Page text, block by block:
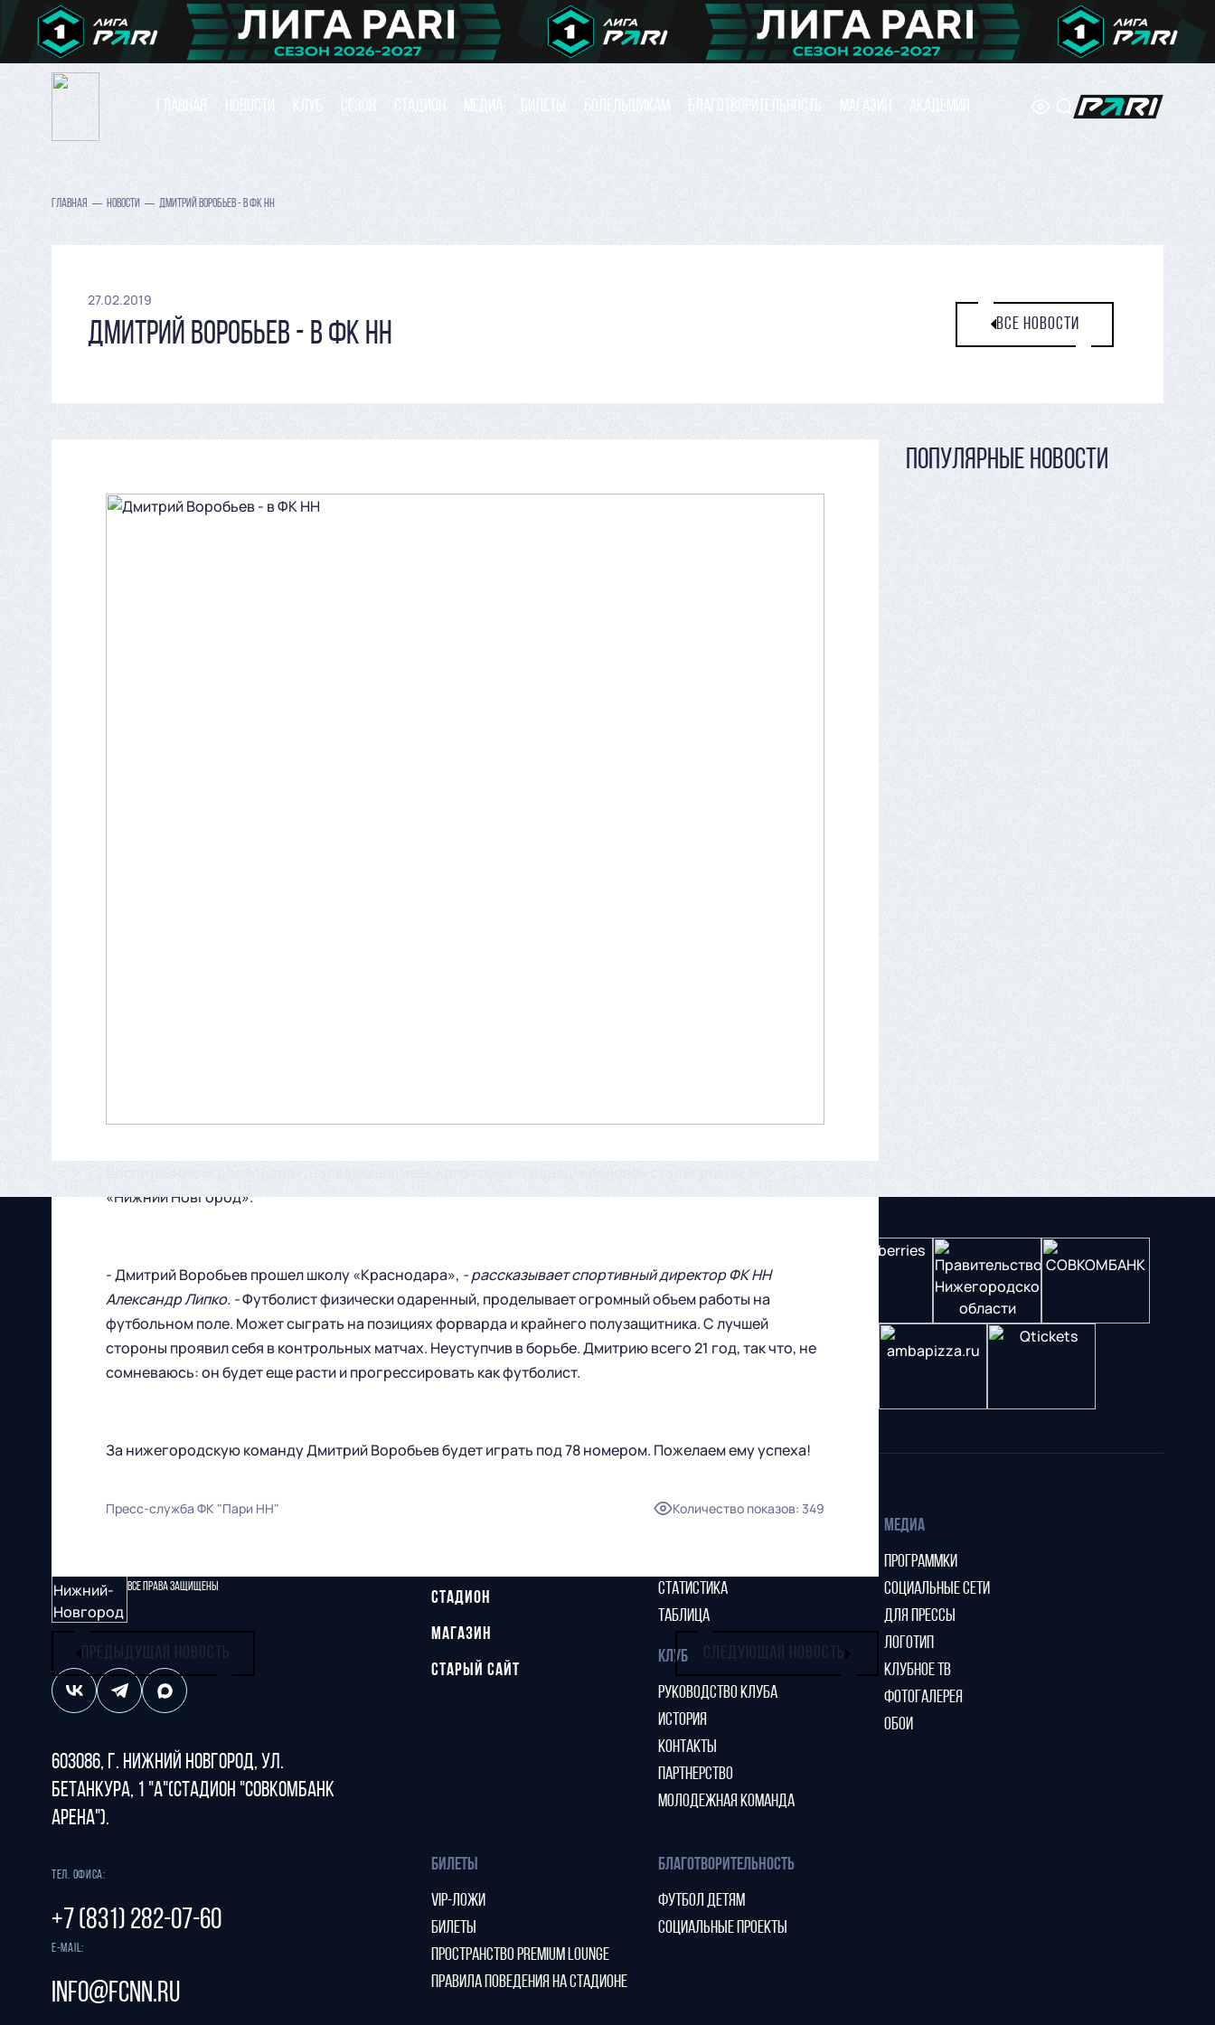
ГЛАВНАЯ НОВОСТИ КЛУБ СЕЗОН СТАДИОН МЕДИА БИЛЕТЫ БОЛЕЛЬЩИКАМ БЛАГОТВОРИТЕЛЬНОСТЬ МАГАЗИН АКАДЕМИЯ
ГЛАВНАЯ НОВОСТИ ДМИТРИЙ ВОРОБЬЕВ - В ФК НН
27.02.2019
ДМИТРИЙ ВОРОБЬЕВ - В ФК НН ВСЕ НОВОСТИ
«Нижний Новгород».
- Дмитрий Воробьев прошел школу «Краснодара», - рассказывает спортивный директор ФК НН
Александр Липко. -Футболист физически одаренный, проделывает огромный объем работы на
футбольном поле. Может сыграть на позициях форварда и крайнего полузащитника. С лучшей
стороны проявил себя в контрольных матчах. Неуступчив в борьбе. Дмитрию всего 21 год, так что, не
сомневаюсь: он будет еще расти и прогрессировать как футболист.
За нижегородскую команду Дмитрий Воробьев будет играть под 78 номером. Пожелаем ему успеха!
Пресс-служба ФК "Пари НН" Количество показов: 349
ПРЕДЫДУЩАЯ НОВОСТЬ СЛЕДУЮЩАЯ НОВОСТЬ
ПОПУЛЯРНЫЕ НОВОСТИ
Все права защищены
603086, г. Нижний Новгород, ул.
Бетанкура, 1 "А"(стадион "СОВКОМБАНК
АРЕНА").
Тел. офиса:
+7 (831) 282-07-60
E-mail:
info@fcnn.ru
СТАДИОН
МАГАЗИН
СТАРЫЙ САЙТ
СТАТИСТИКА
ТАБЛИЦА
КЛУБ
РУКОВОДСТВО КЛУБА
ИСТОРИЯ
КОНТАКТЫ
ПАРТНЕРСТВО
МОЛОДЕЖНАЯ КОМАНДА
МЕДИА
ПРОГРАММКИ
СОЦИАЛЬНЫЕ СЕТИ
ДЛЯ ПРЕССЫ
ЛОГОТИП
КЛУБНОЕ ТВ
ФОТОГАЛЕРЕЯ
ОБОИ
БИЛЕТЫ
VIP-ЛОЖИ
БИЛЕТЫ
ПРОСТРАНСТВО PREMIUM LOUNGE
ПРАВИЛА ПОВЕДЕНИЯ НА СТАДИОНЕ
БЛАГОТВОРИТЕЛЬНОСТЬ
ФУТБОЛ ДЕТЯМ
СОЦИАЛЬНЫЕ ПРОЕКТЫ